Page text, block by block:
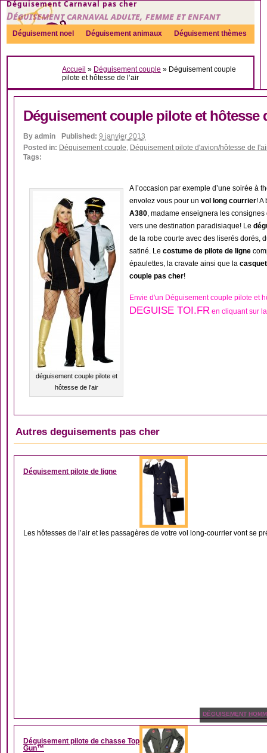
Déguisement Carnaval pas cher
Déguisement carnaval adulte, femme et enfant
Déguisement noel Déguisement animaux Déguisement thèmes
Sexy Déguisement couple Déguisements par genre Idées
Accueil » Déguisement couple » Déguisement couple
pilote et hôtesse de l’air
Déguisement couple pilote et hôtesse
By admin Published: 9 janvier 2013
Posted in: Déguisement couple, Déguisement pilote d'avion/hôtesse de
Tags:
déguisement couple pilote et
hôtesse de l'air
A l’occasion par exemple d’une soirée à
envolez vous pour un vol long courrier! A
A380, madame enseignera les
vers une destination paradisiaque! Le
de la robe courte avec des liserés dorés,
satiné. Le costume de pilote de ligne
épaulettes, la cravate ainsi que la
couple pas cher!
Envie d'un Déguisement couple pilote et
DEGUISE TOI.FR en cliquant sur
Autres deguisements pas cher
DÉGUISEMENT
Déguisement pilote de ligne
Les hôtesses de l’air et les passagères de votre vol long-courrier vont se
DÉGUISEMENT
Déguisement pilote de chasse Top
Gun™